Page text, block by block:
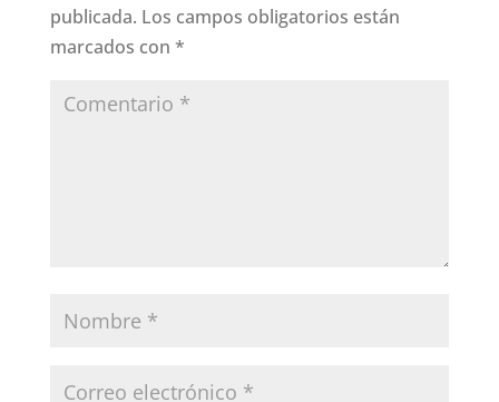
publicada. Los campos obligatorios están
marcados con *